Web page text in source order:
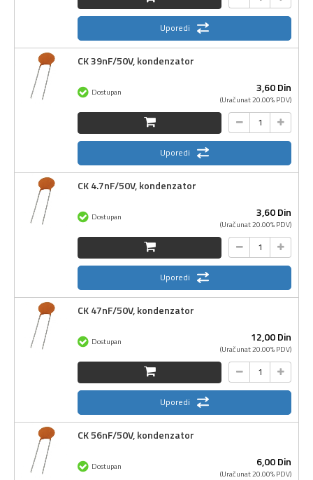
Uporedi
CK 39nF/50V, kondenzator
3,60Din
(Uračunat 20.00% PDV)
Dostupan
Uporedi
CK 4.7nF/50V, kondenzator
3,60Din
(Uračunat 20.00% PDV)
Dostupan
Uporedi
CK 47nF/50V, kondenzator
12,00Din
(Uračunat 20.00% PDV)
Dostupan
Uporedi
CK 56nF/50V, kondenzator
6,00Din
(Uračunat 20.00% PDV)
Dostupan